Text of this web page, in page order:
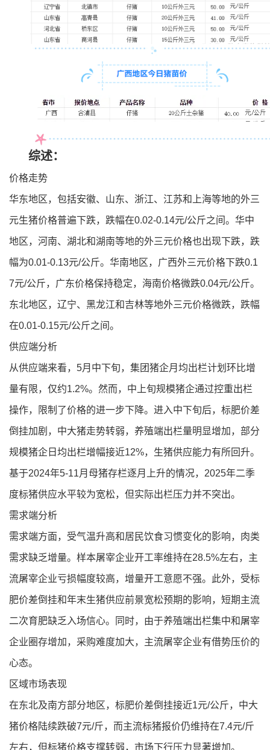
综述：
价格走势
华东地区，包括安徽、山东、浙江、江苏和上海等地的外三
元生猪价格普遍下跌，跌幅在0.02-0.14元/公斤之间。华中
地区，河南、湖北和湖南等地的外三元价格也出现下跌，跌
幅为0.01-0.13元/公斤。华南地区，广西外三元价格下跌0.1
7元/公斤，广东价格保持稳定，海南价格微跌0.04元/公斤。
东北地区，辽宁、黑龙江和吉林等地外三元价格微跌，跌幅
在0.01-0.15元/公斤之间。
供应端分析
从供应端来看，5月中下旬，集团猪企月均出栏计划环比增
量有限，仅约1.2%。然而，中上旬规模猪企通过控重出栏
操作，限制了价格的进一步下降。进入中下旬后，标肥价差
倒挂加剧，中大猪走势转弱，养殖端出栏量明显增加，部分
规模猪企日均出栏增幅接近12%，生猪供应能力有所回升。
基于2024年5-11月母猪存栏逐月上升的情况，2025年二季
度标猪供应水平较为宽松，但实际出栏压力并不突出。
需求端分析
需求端方面，受气温升高和居民饮食习惯变化的影响，肉类
需求缺乏增量。样本屠宰企业开工率维持在28.5%左右，主
流屠宰企业亏损幅度较高，增量开工意愿不强。此外，受标
肥价差倒挂和年末生猪供应前景宽松预期的影响，短期主流
二次育肥缺乏入场信心。同时，由于养殖端出栏集中和屠宰
企业圈存增加，采购难度加大，主流屠宰企业有借势压价的
心态。
区域市场表现
在东北及南方部分地区，标肥价差倒挂接近1元/公斤，中大
猪价格陆续跌破7元/斤，而主流标猪报价仍维持在7.4元/斤
左右，但标猪价格支撑转弱，市场下行压力显著增加。